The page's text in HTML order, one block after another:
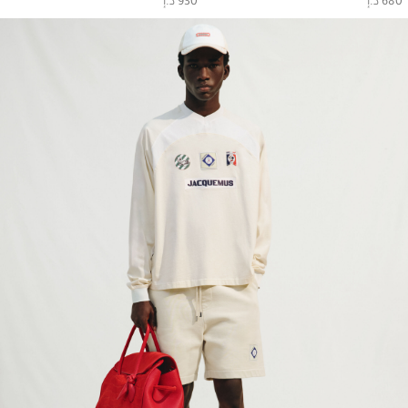
680 د.إ 930 د.إ